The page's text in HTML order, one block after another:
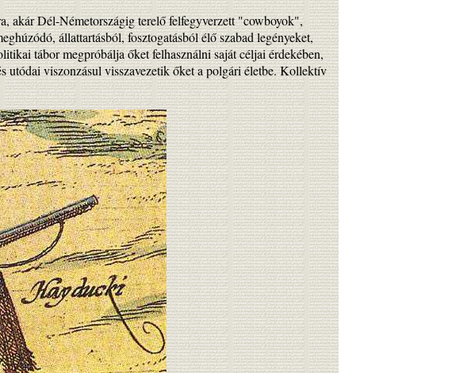
akár Dél-Németországig terelő felfegyverzett "cowboyok",
állattartásból, fosztogatásból élő szabad legényeket,
tábor megpróbálja őket felhasználni saját céljai érdekében,
utódai viszonzásul visszavezetik őket a polgári életbe. Kollektív